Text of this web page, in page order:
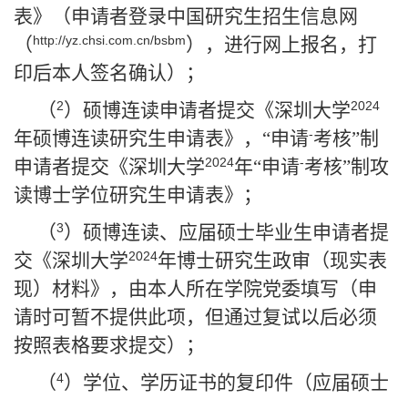
表》（申请者登录中国研究生招生信息网
（http://yz.chsi.com.cn/bsbm），进行网上报名，打
印后本人签名确认）；
（2）硕博连读申请者提交《深圳大学2024
年硕博连读研究生申请表》，“申请-考核”制
申请者提交《深圳大学2024年“申请-考核”制攻
读博士学位研究生申请表》；
（3）硕博连读、应届硕士毕业生申请者提
交《深圳大学2024年博士研究生政审（现实表
现）材料》，由本人所在学院党委填写（申
请时可暂不提供此项，但通过复试以后必须
按照表格要求提交）；
（4）学位、学历证书的复印件（应届硕士